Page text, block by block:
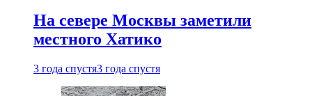
На севере Москвы заметили
местного Хатико
3 года спустя3 года спустя